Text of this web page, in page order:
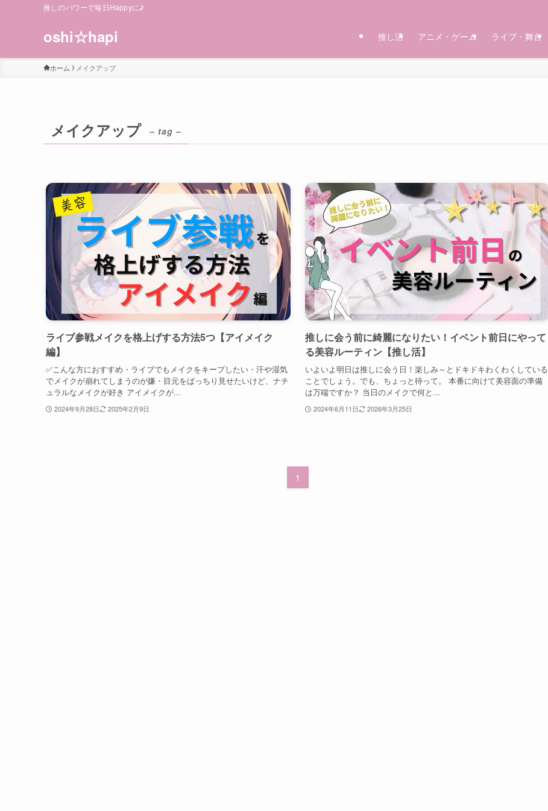
推しのパワーで毎日Happyに♪
oshi☆hapi 推し活 アニメ・ゲーム ライブ・舞台
ホーム メイクアップ
メイクアップ – tag –
ライブ参戦メイクを格上げする方法5つ【アイメイク
編】
✅こんな方におすすめ・ライブでもメイクをキープしたい・汗や湿気
でメイクが崩れてしまうのが嫌・目元をぱっちり見せたいけど、ナチ
ュラルなメイクが好き アイメイクが...
2024年9月28日 2025年2月9日
推しに会う前に綺麗になりたい！イベント前日にやって
る美容ルーティン【推し活】
いよいよ明日は推しに会う日！楽しみ～とドキドキわくわくしている
ことでしょう。でも、ちょっと待って。 本番に向けて美容面の準備
は万端ですか？ 当日のメイクで何と...
2024年6月11日 2026年3月25日
1